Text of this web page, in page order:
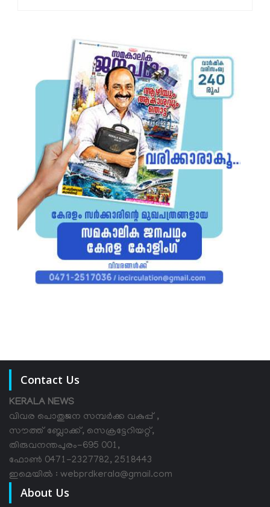
Contact Us
KERALA NEWS
വിവര പൊതുജന സമ്പര്‍ക്ക വകുപ്പ് ,
സൗത്ത് ബ്ലോക്ക്, സെക്രട്ടേറിയറ്റ്,
തിരുവനന്തപുരം-695 001,
ഫോൺ 0471-2327782, 2518443
ഇമെയിൽ : webprdkerala@gmail.com
About Us